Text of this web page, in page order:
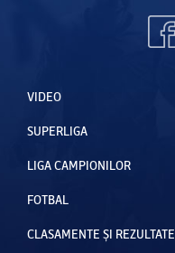
VIDEO
SUPERLIGA
LIGA CAMPIONILOR
FOTBAL
CLASAMENTE ȘI REZULTATE